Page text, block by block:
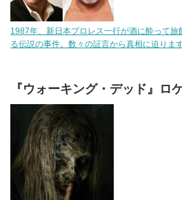
1987年、新日本プロレス一行が酒に酔って
る伝説の事件。数々の証言から真相に迫ります
『ウォーキング・デッド』ロ